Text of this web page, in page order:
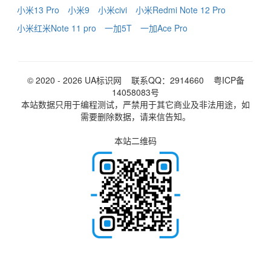
小米13 Pro
小米9 小米civi
小米Redmi Note 12 Pro
小米红米Note 11 pro
一加5T 一加Ace Pro
© 2020 - 2026 UA标识网 联系QQ：2914660 粤ICP备
14058083号
本站数据只用于编程测试，严禁用于其它商业及非法用途，如
需要删除数据，请来信告知。
本站二维码